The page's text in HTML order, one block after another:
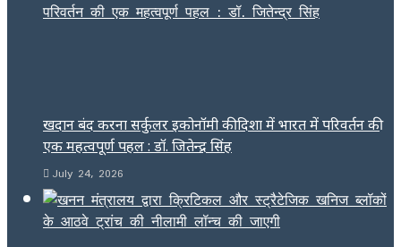
खदान बंद करना सर्कुलर इकोनॉमी की दिशा में भारत में परिवर्तन की
एक महत्वपूर्ण पहल : डॉ. जितेन्द्र सिंह
July 24, 2026